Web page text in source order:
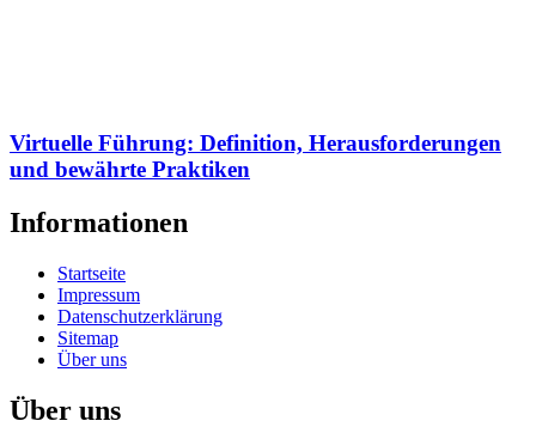
Virtuelle Führung: Definition, Herausforderungen
und bewährte Praktiken
Informationen
Startseite
Impressum
Datenschutzerklärung
Sitemap
Über uns
Über uns